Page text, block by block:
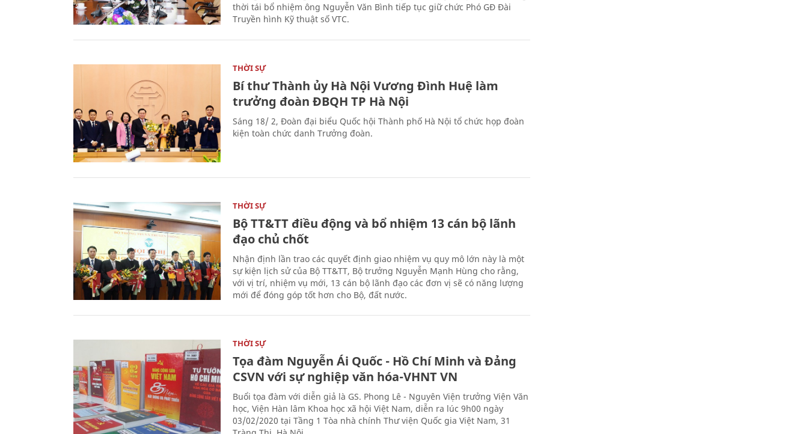
thời tái bổ nhiệm ông Nguyễn Văn Bình tiếp tục giữ chức Phó GĐ Đài
Truyền hình Kỹ thuật số VTC.
THỜI SỰ
Bí thư Thành ủy Hà Nội Vương Đình Huệ làm
trưởng đoàn ĐBQH TP Hà Nội
Sáng 18/ 2, Đoàn đại biểu Quốc hội Thành phố Hà Nội tổ chức họp đoàn
kiện toàn chức danh Trưởng đoàn.
THỜI SỰ
Bộ TT&TT điều động và bổ nhiệm 13 cán bộ lãnh
đạo chủ chốt
Nhận định lần trao các quyết định giao nhiệm vụ quy mô lớn này là một
sự kiện lịch sử của Bộ TT&TT, Bộ trưởng Nguyễn Mạnh Hùng cho rằng,
với vị trí, nhiệm vụ mới, 13 cán bộ lãnh đạo các đơn vị sẽ có năng lượng
mới để đóng góp tốt hơn cho Bộ, đất nước.
THỜI SỰ
Tọa đàm Nguyễn Ái Quốc - Hồ Chí Minh và Đảng
CSVN với sự nghiệp văn hóa-VHNT VN
Buổi tọa đàm với diễn giả là GS. Phong Lê - Nguyên Viện trưởng Viện Văn
học, Viện Hàn lâm Khoa học xã hội Việt Nam, diễn ra lúc 9h00 ngày
03/02/2020 tại Tầng 1 Tòa nhà chính Thư viện Quốc gia Việt Nam, 31